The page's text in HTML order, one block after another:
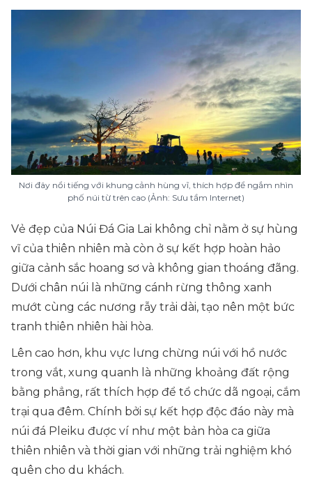
Nơi đây nổi tiếng với khung cảnh hùng vĩ, thích hợp để ngắm nhìn
phố núi từ trên cao (Ảnh: Sưu tầm Internet)
Vẻ đẹp của Núi Đá Gia Lai không chỉ nằm ở sự hùng
vĩ của thiên nhiên mà còn ở sự kết hợp hoàn hảo
giữa cảnh sắc hoang sơ và không gian thoáng đãng.
Dưới chân núi là những cánh rừng thông xanh
mướt cùng các nương rẫy trải dài, tạo nên một bức
tranh thiên nhiên hài hòa.
Lên cao hơn, khu vực lưng chừng núi với hồ nước
trong vắt, xung quanh là những khoảng đất rộng
bằng phẳng, rất thích hợp để tổ chức dã ngoại, cắm
trại qua đêm. Chính bởi sự kết hợp độc đáo này mà
núi đá Pleiku được ví như một bản hòa ca giữa
thiên nhiên và thời gian với những trải nghiệm khó
quên cho du khách.